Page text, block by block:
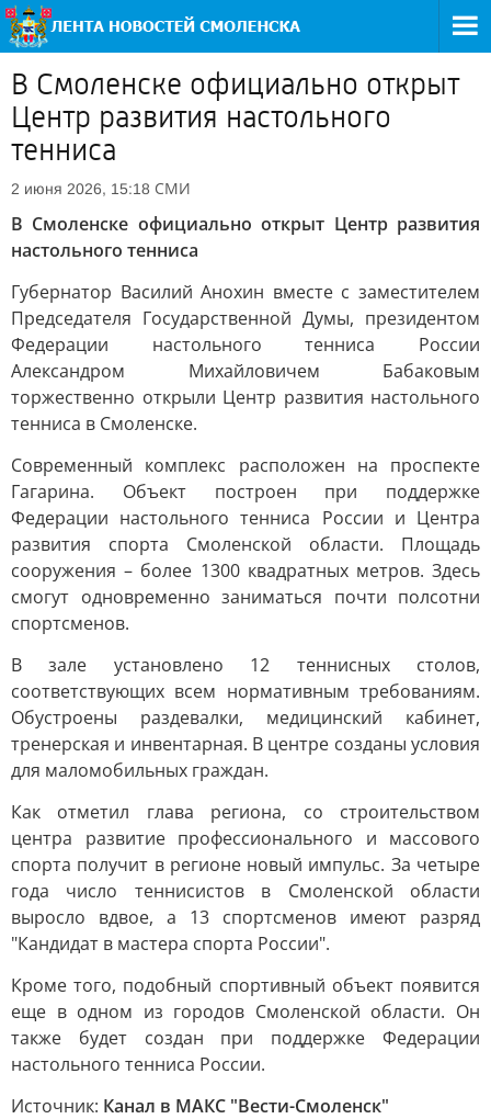
В Смоленске официально открыт
Центр развития настольного
тенниса
2 июня 2026, 15:18 СМИ
В Смоленске официально открыт Центр развития
настольного тенниса
Губернатор Василий Анохин вместе с заместителем
Председателя Государственной Думы, президентом
Федерации настольного тенниса России
Александром Михайловичем Бабаковым
торжественно открыли Центр развития настольного
тенниса в Смоленске.
Современный комплекс расположен на проспекте
Гагарина. Объект построен при поддержке
Федерации настольного тенниса России и Центра
развития спорта Смоленской области. Площадь
сооружения – более 1300 квадратных метров. Здесь
смогут одновременно заниматься почти полсотни
спортсменов.
В зале установлено 12 теннисных столов,
соответствующих всем нормативным требованиям.
Обустроены раздевалки, медицинский кабинет,
тренерская и инвентарная. В центре созданы условия
для маломобильных граждан.
Как отметил глава региона, со строительством
центра развитие профессионального и массового
спорта получит в регионе новый импульс. За четыре
года число теннисистов в Смоленской области
выросло вдвое, а 13 спортсменов имеют разряд
"Кандидат в мастера спорта России".
Кроме того, подобный спортивный объект появится
еще в одном из городов Смоленской области. Он
также будет создан при поддержке Федерации
настольного тенниса России.
Источник: Канал в МАКС "Вести-Смоленск"